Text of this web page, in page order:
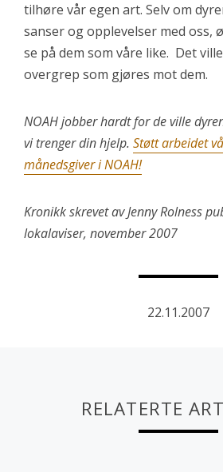
tilhøre vår egen art. Selv om
sanser og opplevelser med oss,
se på dem som våre like. Det
overgrep som gjøres mot dem.
NOAH jobber hardt for de ville
vi trenger din hjelp. Støtt arbeidet
månedsgiver i NOAH!
Kronikk skrevet av Jenny Rolness
lokalaviser, november 2007
22.11.2007
RELATERTE